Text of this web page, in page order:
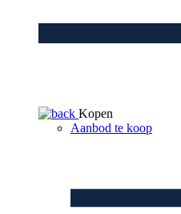
Kopen
Aanbod te koop